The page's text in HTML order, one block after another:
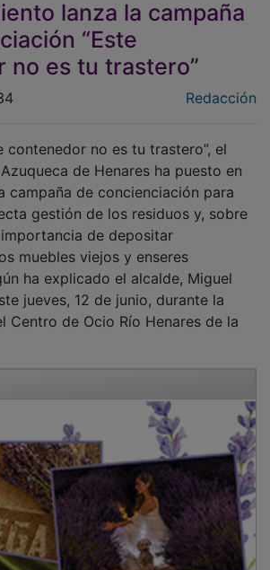
“Este
no es tu trastero”
de Henares ha puesto en
campaña de concienciación para
gestión de los residuos y, sobre
de depositar
muebles viejos y enseres
ha explicado el alcalde, Miguel
jueves, 12 de junio, durante la
Centro de Ocio Río Henares de la